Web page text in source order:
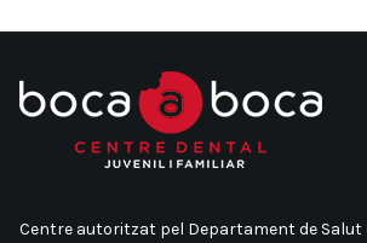
Centre autoritzat pel Departament de Salut